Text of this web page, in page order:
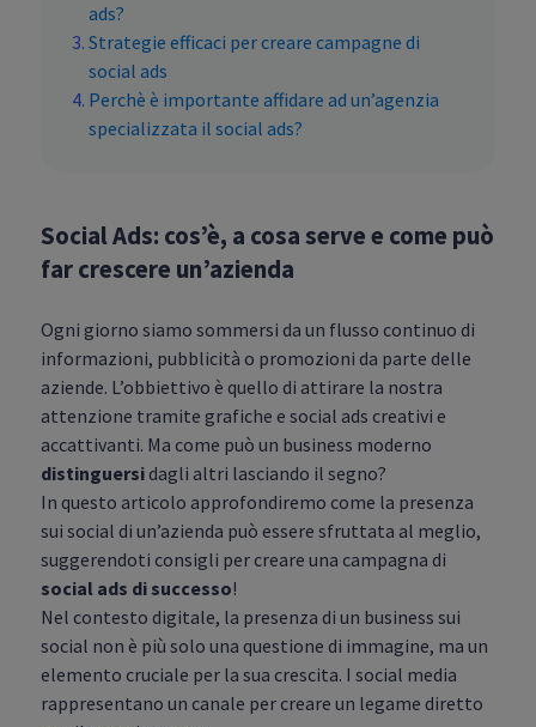
ads?
Strategie efficaci per creare campagne di
social ads
Perchè è importante affidare ad un’agenzia
specializzata il social ads?
Social Ads: cos’è, a cosa serve e come può
far crescere un’azienda
Ogni giorno siamo sommersi da un flusso continuo di
informazioni, pubblicità o promozioni da parte delle
aziende. L’obbiettivo è quello di attirare la nostra
attenzione tramite grafiche e social ads creativi e
accattivanti. Ma come può un business moderno
distinguersi dagli altri lasciando il segno?
In questo articolo approfondiremo come la presenza
sui social di un’azienda può essere sfruttata al meglio,
suggerendoti consigli per creare una campagna di
social ads di successo!
Nel contesto digitale, la presenza di un business sui
social non è più solo una questione di immagine, ma un
elemento cruciale per la sua crescita. I social media
rappresentano un canale per creare un legame diretto